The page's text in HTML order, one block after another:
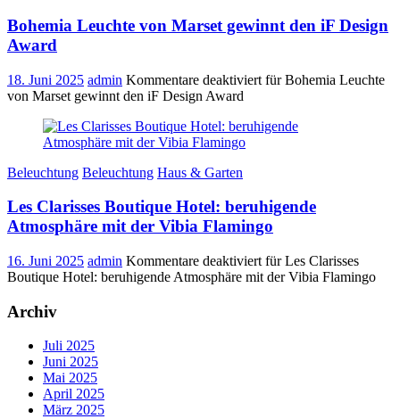
Bohemia Leuchte von Marset gewinnt den iF Design
Award
18. Juni 2025 admin Kommentare deaktiviert für Bohemia Leuchte
von Marset gewinnt den iF Design Award
Beleuchtung Beleuchtung Haus & Garten
Les Clarisses Boutique Hotel: beruhigende
Atmosphäre mit der Vibia Flamingo
16. Juni 2025 admin Kommentare deaktiviert für Les Clarisses
Boutique Hotel: beruhigende Atmosphäre mit der Vibia Flamingo
Archiv
Juli 2025
Juni 2025
Mai 2025
April 2025
März 2025